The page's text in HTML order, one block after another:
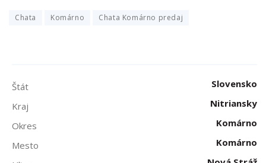
Chata Komárno Chata Komárno predaj
Štát
Slovensko
Kraj
Nitriansky
Okres
Komárno
Mesto
Komárno